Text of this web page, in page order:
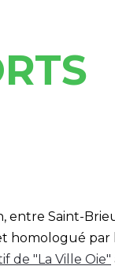
entre Saint-
homologué par
de "La Ville Oie"